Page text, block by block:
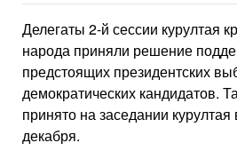
Делегаты 2-й сессии курултая
народа приняли решение
предстоящих президентских
демократических кандидатов.
принято на заседании
декабря.